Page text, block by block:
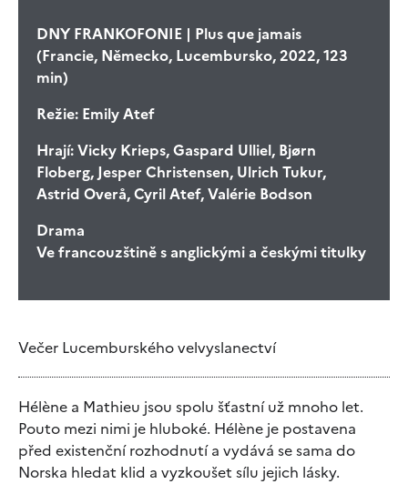
DNY FRANKOFONIE | Plus que jamais
(Francie, Německo, Lucembursko, 2022, 123
min)
Režie: Emily Atef
Hrají:Vicky Krieps, Gaspard Ulliel, Bjørn
Floberg, Jesper Christensen, Ulrich Tukur,
Astrid Overå, Cyril Atef, Valérie Bodson
Drama
Ve francouzštině s anglickými a českými titulky
Večer Lucemburského velvyslanectví
Hélène a Mathieu jsou spolu šťastní už mnoho let.
Pouto mezi nimi je hluboké. Hélène je postavena
před existenční rozhodnutí a vydává se sama do
Norska hledat klid a vyzkoušet sílu jejich lásky.